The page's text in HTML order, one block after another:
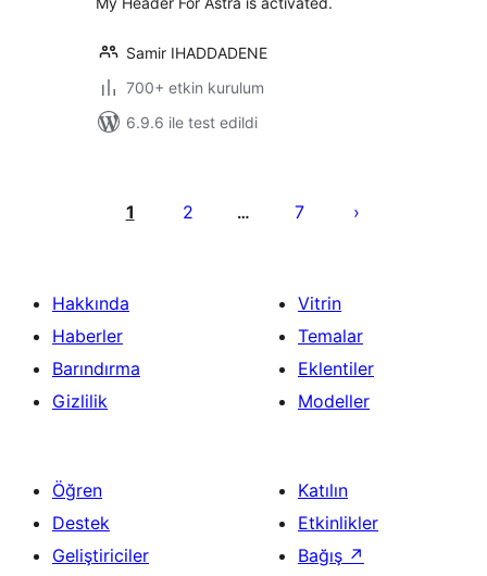
Samir IHADDADENE
700+ etkin kurulum
6.9.6 ile test edildi
sayfalaması
1 2 … 7
Hakkında
Haberler
Barındırma
Gizlilik
Vitrin
Temalar
Eklentiler
Modeller
Öğren
Destek
Geliştiriciler
Katılın
Etkinlikler
Bağış ↗